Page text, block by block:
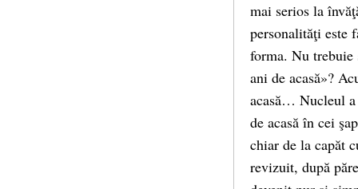
mai serios la
personalităţi este
forma. Nu trebuie
ani de acasă»?
acasă… Nucleul
de acasă în cei
chiar de la capăt
revizuit, după